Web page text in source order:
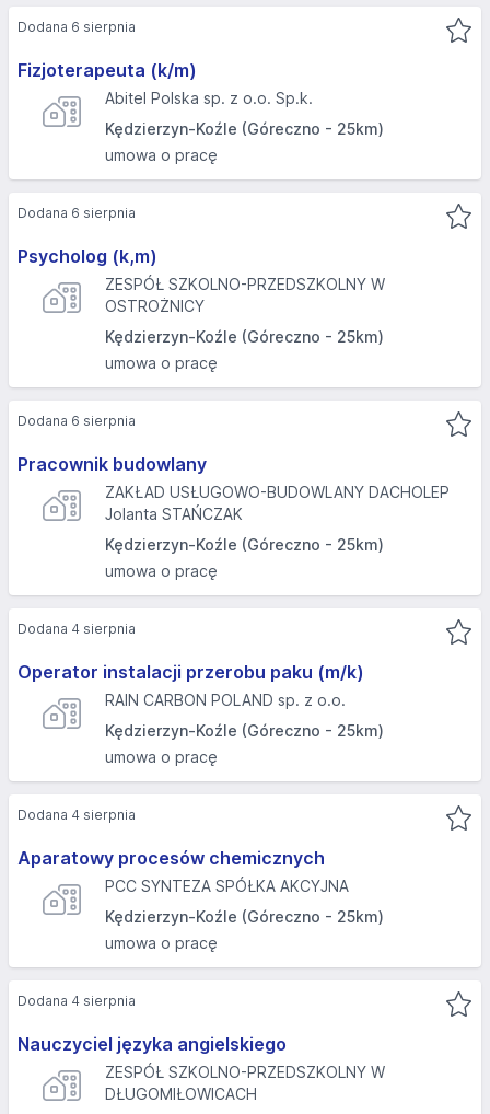
Fizjoterapeuta (k/m)
Abitel Polska sp. z o.o. Sp.k.
Kędzierzyn-Koźle (Góreczno - 25km)
umowa o pracę
Dodana 6 sierpnia
Psycholog (k,m)
ZESPÓŁ SZKOLNO-PRZEDSZKOLNY W
OSTROŻNICY
Kędzierzyn-Koźle (Góreczno - 25km)
umowa o pracę
Dodana 6 sierpnia
Pracownik budowlany
ZAKŁAD USŁUGOWO-BUDOWLANY DACHOLEP
Jolanta STAŃCZAK
Kędzierzyn-Koźle (Góreczno - 25km)
umowa o pracę
Dodana 6 sierpnia
Operator instalacji przerobu paku (m/k)
RAIN CARBON POLAND sp. z o.o.
Kędzierzyn-Koźle (Góreczno - 25km)
umowa o pracę
Dodana 4 sierpnia
Aparatowy procesów chemicznych
PCC SYNTEZA SPÓŁKA AKCYJNA
Kędzierzyn-Koźle (Góreczno - 25km)
umowa o pracę
Dodana 4 sierpnia
Nauczyciel języka angielskiego
ZESPÓŁ SZKOLNO-PRZEDSZKOLNY W
DŁUGOMIŁOWICACH
Dodana 4 sierpnia